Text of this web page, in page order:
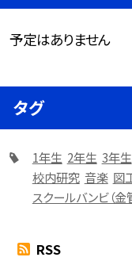
予定はありません
タグ
1年生 2年生 3年生
校内研究 音楽 図
スクールバンビ（金
RSS